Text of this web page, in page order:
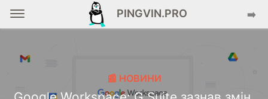
PINGVIN.PRO ➡️
📰 НОВИНИ